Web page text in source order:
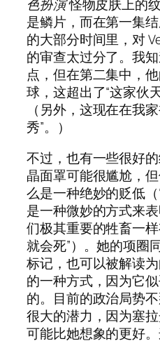
色扮演怪物皮肤上的
是鳞片，而在第一集
的大部分时间里，对
的审查太过分了。我
点，但在第二集中，
球，这超出了“这家伙
（另外，这现在在我
秀”。）
不过，也有一些很好
晶面罩可能很尴尬，
么是一种绝妙的贬低
是一种微妙的方式来
们极其重要的牲畜一
就会死”）。她的项圈
标记，也可以被解读
的一种方式，因为它
的。目前的政治局势
很大的潜力，因为塞
可能比她想象的更好